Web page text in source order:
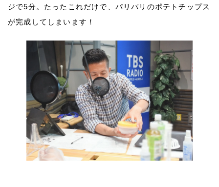
ジで5分。たったこれだけで、パリパリのポテトチップス
が完成してしまいます！